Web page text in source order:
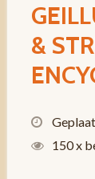
&
150 x